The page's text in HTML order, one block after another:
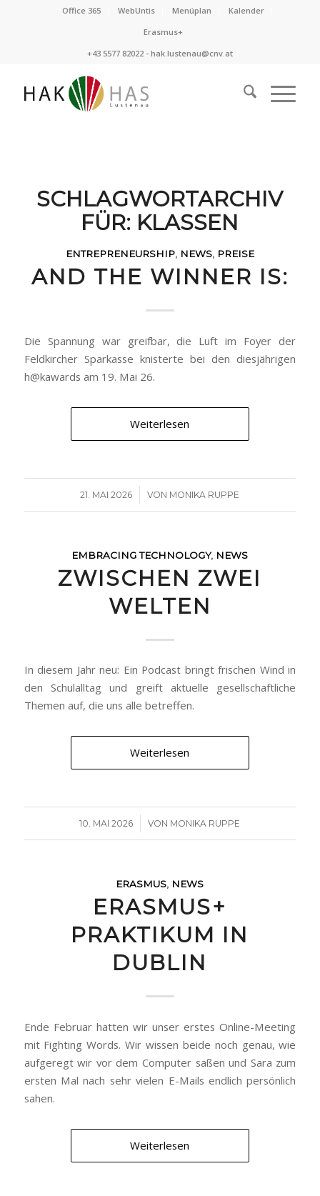
Office 365 WebUntis Menüplan
Kalender
Erasmus+
+43 5577 82022 - hak.lustenau@cnv.at
SCHLAGWORTARCHIV
FÜR: KLASSEN
ENTREPRENEURSHIP, NEWS, PREISE
AND THE WINNER IS:
Die Spannung war greifbar, die Luft im Foyer der
Feldkircher Sparkasse knisterte bei den diesjährigen
h@kawards am 19. Mai 26.
Weiterlesen
21. MAI 2026
/ VON MONIKA RUPPE
EMBRACING TECHNOLOGY, NEWS
ZWISCHEN ZWEI
WELTEN
In diesem Jahr neu: Ein Podcast bringt frischen Wind in
den Schulalltag und greift aktuelle gesellschaftliche
Themen auf, die uns alle betreffen.
Weiterlesen
10. MAI 2026
/ VON MONIKA RUPPE
ERASMUS, NEWS
ERASMUS+
PRAKTIKUM IN
DUBLIN
Ende Februar hatten wir unser erstes Online-Meeting
mit Fighting Words. Wir wissen beide noch genau, wie
aufgeregt wir vor dem Computer saßen und Sara zum
ersten Mal nach sehr vielen E-Mails endlich persönlich
sahen.
Weiterlesen